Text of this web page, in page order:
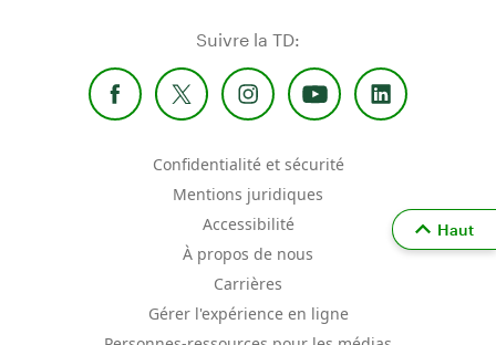
Suivre la TD:
Confidentialité et sécurité
Mentions juridiques
Accessibilité
À propos de nous
Carrières
Gérer l'expérience en ligne
Haut